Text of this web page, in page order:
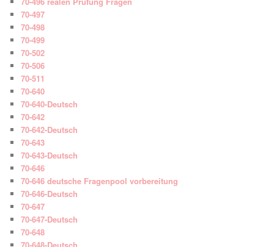
70-497
70-498
70-499
70-502
70-506
70-511
70-640
70-640-Deutsch
70-642
70-642-Deutsch
70-643
70-643-Deutsch
70-646
70-646 deutsche Fragenpool vorbereitung
70-646-Deutsch
70-647
70-647-Deutsch
70-648